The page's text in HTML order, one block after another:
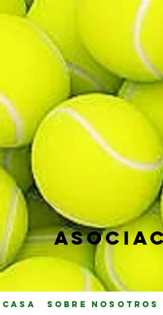
Casa Sobre nosotros